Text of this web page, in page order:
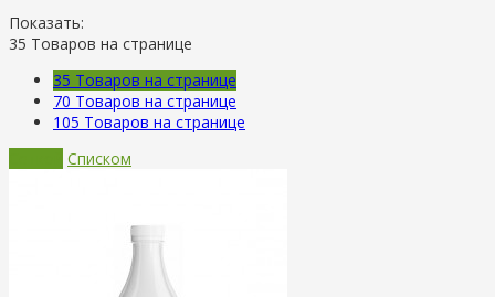
Показать:
35 Товаров на странице
35 Товаров на странице
70 Товаров на странице
105 Товаров на странице
Списком